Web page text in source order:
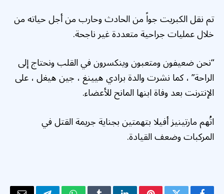
تم نقل الكبريت جواً من الحادث وحارب من أجل حياته من
خلال عمليات جراحية متعددة غير ناجحة.
“نحن ضعيفون ومتعبون وينكسرون في القلب ونحتاج إلى
الراحة” ، كما نشرت والدة برادي هيينغ ، جين هيغل ، على
الإنترنت بعد وفاة ابنها المانح للأعضاء.
اتُهم مارتينيز أفيلا بتهمتين بجناية جريمة القتل في
المركبات وضعف القيادة.